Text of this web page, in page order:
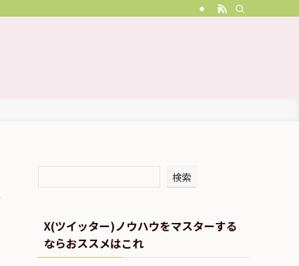
検索
X(ツイッター)ノウハウをマスターする
ならおススメはこれ